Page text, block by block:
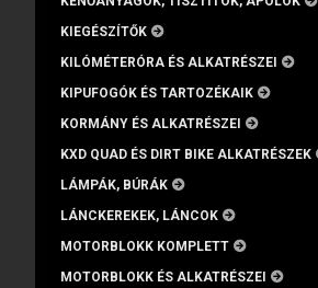
KIEGÉSZÍTŐK
KILÓMÉTERÓRA ÉS ALKATRÉSZEI
KIPUFOGÓK ÉS TARTOZÉKAIK
KORMÁNY ÉS ALKATRÉSZEI
KXD QUAD ÉS DIRT BIKE ALKATRÉSZEK
LÁMPÁK, BÚRÁK
LÁNCKEREKEK, LÁNCOK
MOTORBLOKK KOMPLETT
MOTORBLOKK ÉS ALKATRÉSZEI